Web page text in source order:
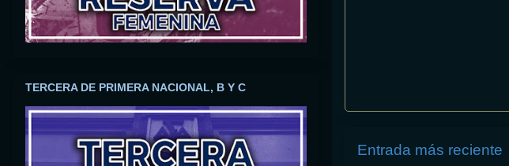
Entrada más reciente
TERCERA DE PRIMERA NACIONAL, B Y C